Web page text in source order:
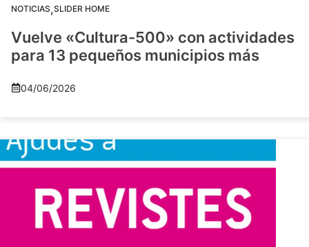
NOTICIAS,SLIDER HOME
Vuelve «Cultura-500» con actividades
para 13 pequeños municipios más
04/06/2026